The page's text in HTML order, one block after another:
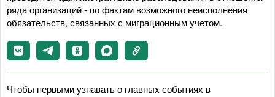
ряда организаций - по фактам возможного неисполнения
обязательств, связанных с миграционным учетом.
Чтобы первыми узнавать о главных событиях в